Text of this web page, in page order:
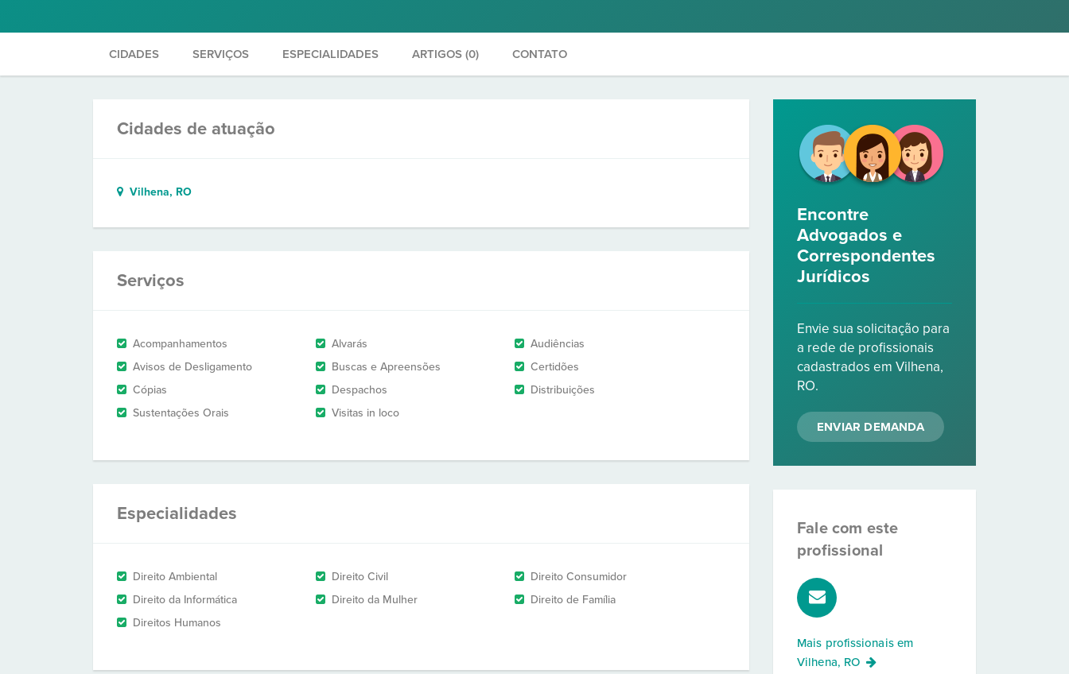
CIDADES SERVIÇOS ESPECIALIDADES ARTIGOS (0) CONTATO
Cidades de atuação
Vilhena, RO
Serviços
Acompanhamentos Alvarás
Audiências
Avisos de Desligamento
Buscas e Apreensões
Certidões
Cópias
Despachos
Distribuições
Sustentações Orais
Visitas in loco
Especialidades
Direito Ambiental Direito Civil
Direito Consumidor
Direito da Informática
Direito da Mulher
Direito de Família
Direitos Humanos
Encontre
Advogados e
Correspondentes
Jurídicos
Envie sua solicitação para
a rede de profissionais
cadastrados em Vilhena,
RO.
ENVIAR DEMANDA
Fale com este
profissional
Mais profissionais em
Vilhena, RO